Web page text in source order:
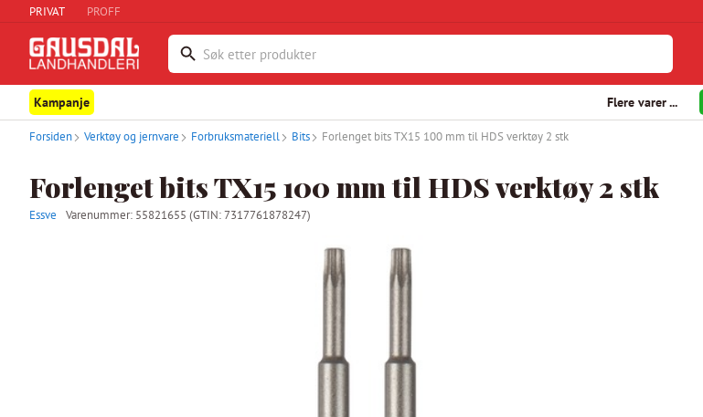
PRIVAT PROFF
Kampanje Flere varer ...
Forsiden Verktøy og jernvare Forbruksmateriell Bits Forlenget bits TX15 100 mm til HDS verktøy 2 stk
Forlenget bits TX15 100 mm til HDS verktøy 2 stk
Essve Varenummer: 55821655 (GTIN: 7317761878247)